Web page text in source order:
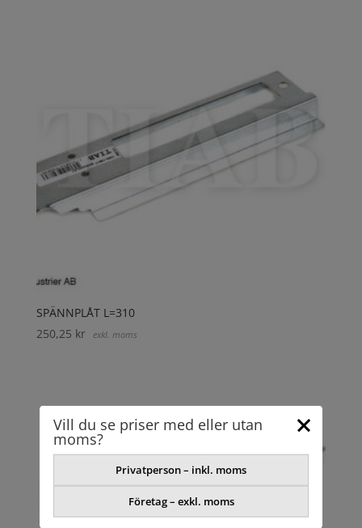
SPÄNNPLÅT L=310
250,25 kr exkl. moms
Vill du se priser med eller utan
moms?
Privatperson – inkl. moms
Företag – exkl. moms